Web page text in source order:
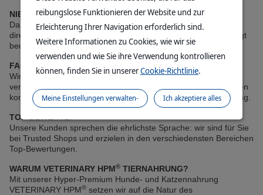
NIE MEHR SCHWERE PAKETE SCHLEPPEN
Das Lieblingsfutter und alle weiteren Produkte liefern wir Ihnen
direkt und versandkostenfrei nach Hause. Die Bezahlung erfolgt
bequem per App. Schlange stehen war gestern!
FACHBERATUNG EINEN KLICK ENTFERNT
Wir haben ein Herz für Tiere, sind selbst Tierbesitzer und
verfügen über einen breiten Erfahrungsschatz. Wir stehen Ihnen
kompetent telefonisch oder online für Ihre Fragen zur Verfügung.
TOP BEWERTET
Unsere Kunden sprechen die ehrlichste Sprache: wir sind für Sie
bei Trusted Shops und erzielen in den verschiedensten Bereichen
Top-Bewertungen.
WARUM VETERINARY HPM® TIERNAHRUNG?
Mit unserer Hyper-Premium Hunde- und Katzennahrung
VETERINARY HPM® setzen wir auf die Natur des
reibungslose Funktionieren der Website und zur
Erleichterung Ihrer Navigation erforderlich sind.
Weitere Informationen zu Cookies, wie wir sie
verwenden und wie Sie ihre Verwendung kontrollieren
können, finden Sie in unsererCookie-Richtlinie.
Ich akzeptiere alles
Meine Einstellungen verwalten-